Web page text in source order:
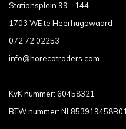
Stationsplein 99 - 144
1703 WE te Heerhugowaard
072 72 02253
info@horecatraders.com
KvK nummer: 60458321
BTW nummer: